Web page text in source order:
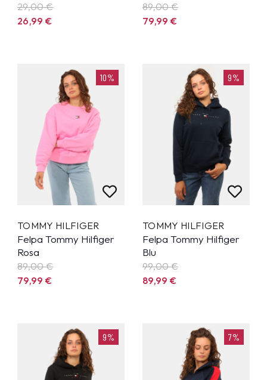
29,00 €
26,99€
89,00 €
79,99€
10%
TOMMY HILFIGER
Felpa Tommy Hilfiger
Rosa
89,00 €
79,99€
9%
TOMMY HILFIGER
Felpa Tommy Hilfiger
Blu
99,00 €
89,99€
9% 7%